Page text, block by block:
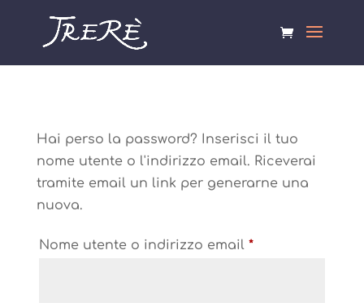
Hai perso la password? Inserisci il tuo
nome utente o l'indirizzo email. Riceverai
tramite email un link per generarne una
nuova.
Nome utente o indirizzo email *Richiesto